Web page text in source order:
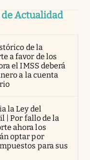
Actualidad
de la
a favor de los
el IMSS deberá
a la cuenta
la Ley del
| Por fallo de la
ahora los
optar por
para sus